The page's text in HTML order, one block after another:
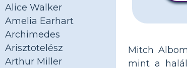
Alice Walker
Amelia Earhart
Archimedes
Arisztotelész
Arthur Miller
Mitch
mint a